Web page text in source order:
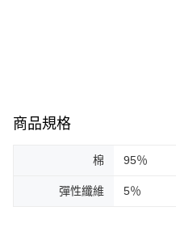
商品規格
棉 95％
彈性纖維 5％